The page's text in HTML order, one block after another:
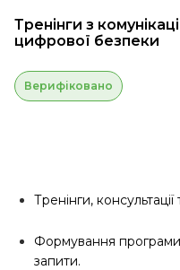
Тренінги з
цифрової безпеки
Верифіковано
Тренінги,
Формування програми
запити.